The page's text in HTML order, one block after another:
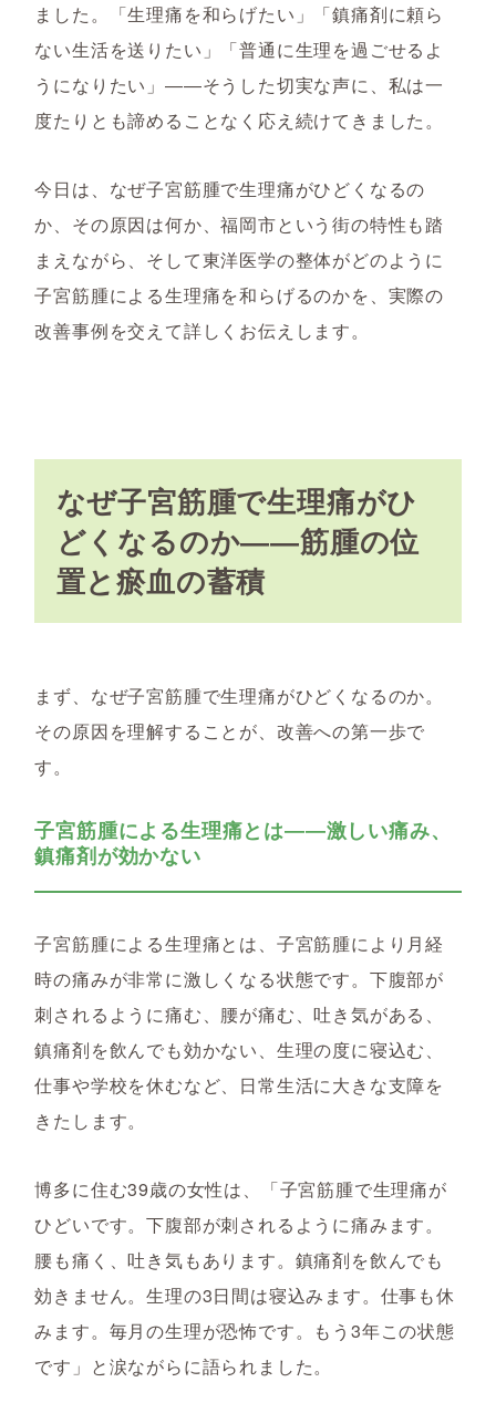
ました。「生理痛を和らげたい」「鎮痛剤に頼ら
ない生活を送りたい」「普通に生理を過ごせるよ
うになりたい」――そうした切実な声に、私は一
度たりとも諦めることなく応え続けてきました。
今日は、なぜ子宮筋腫で生理痛がひどくなるの
か、その原因は何か、福岡市という街の特性も踏
まえながら、そして東洋医学の整体がどのように
子宮筋腫による生理痛を和らげるのかを、実際の
改善事例を交えて詳しくお伝えします。
なぜ子宮筋腫で生理痛がひ
どくなるのか――筋腫の位
置と瘀血の蓄積
まず、なぜ子宮筋腫で生理痛がひどくなるのか。
その原因を理解することが、改善への第一歩で
す。
子宮筋腫による生理痛とは――激しい痛み、
鎮痛剤が効かない
子宮筋腫による生理痛とは、子宮筋腫により月経
時の痛みが非常に激しくなる状態です。下腹部が
刺されるように痛む、腰が痛む、吐き気がある、
鎮痛剤を飲んでも効かない、生理の度に寝込む、
仕事や学校を休むなど、日常生活に大きな支障を
きたします。
博多に住む39歳の女性は、「子宮筋腫で生理痛が
ひどいです。下腹部が刺されるように痛みます。
腰も痛く、吐き気もあります。鎮痛剤を飲んでも
効きません。生理の3日間は寝込みます。仕事も休
みます。毎月の生理が恐怖です。もう3年この状態
です」と涙ながらに語られました。